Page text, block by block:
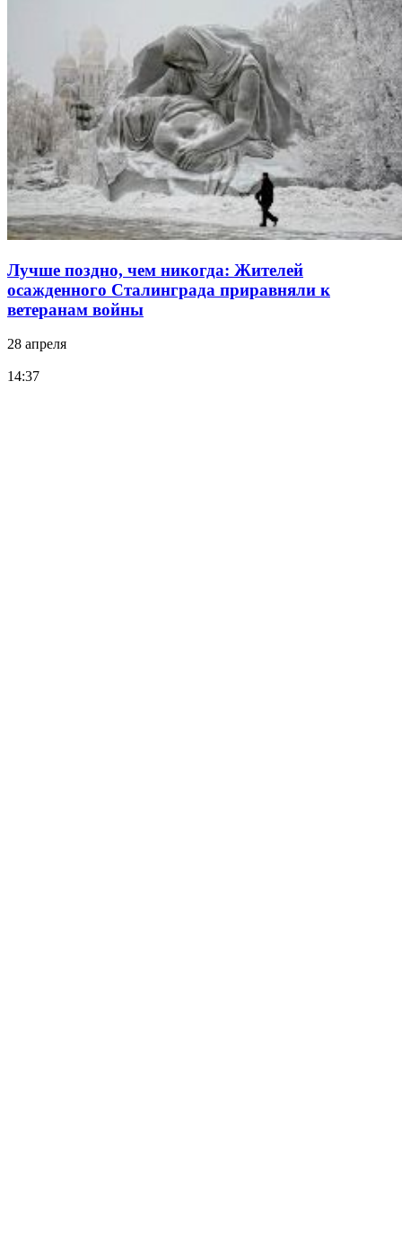
Лучше поздно, чем никогда: Жителей
осажденного Сталинграда приравняли к
ветеранам войны
28 апреля
14:37